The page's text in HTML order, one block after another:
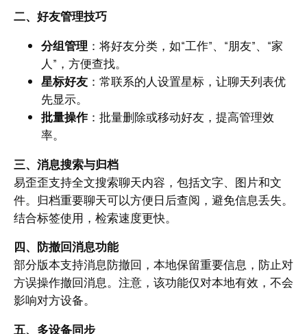
二、好友管理技巧
分组管理 ：将好友分类，如“工作”、“朋友”、“家
人”，方便查找。
星标好友 ：常联系的人设置星标，让聊天列表优
先显示。
批量操作：批量删除或移动好友，提高管理效
率。
三、消息搜索与归档
易歪歪支持全文搜索聊天内容，包括文字、图片和文
件。归档重要聊天可以方便日后查阅，避免信息丢失。
结合标签使用，检索速度更快。
四、防撤回消息功能
部分版本支持消息防撤回，本地保留重要信息，防止对
方误操作撤回消息。注意，该功能仅对本地有效，不会
影响对方设备。
五、多设备同步